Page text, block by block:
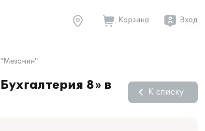
Корзина Вход
"Мезонин"
8» в
К списку